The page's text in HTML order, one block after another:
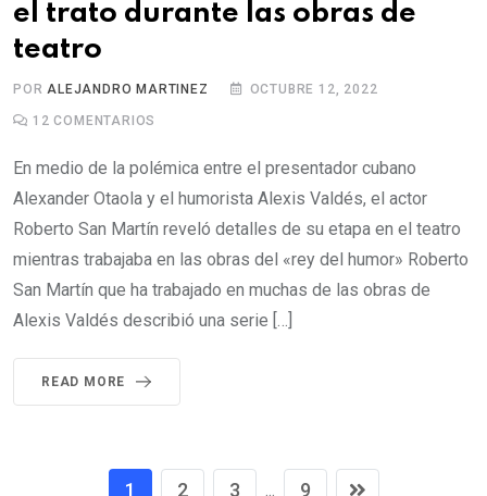
el trato durante las obras de
teatro
PORALEJANDRO MARTINEZ OCTUBRE 12, 2022
12 COMENTARIOS
En medio de la polémica entre el presentador cubano
Alexander Otaola y el humorista Alexis Valdés, el actor
Roberto San Martín reveló detalles de su etapa en el teatro
mientras trabajaba en las obras del «rey del humor» Roberto
San Martín que ha trabajado en muchas de las obras de
Alexis Valdés describió una serie […]
READ MORE
1 2 3 ... 9